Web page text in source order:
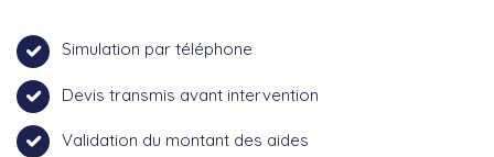
Simulation par téléphone
Devis transmis avant intervention
Validation du montant des aides